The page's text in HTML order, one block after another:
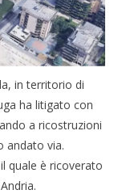
in territorio di
ha litigato con
a ricostruzioni
andato via.
quale è ricoverato